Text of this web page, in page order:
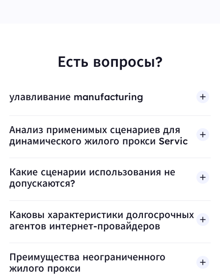
Есть вопросы?
улавливание manufacturing
Анализ применимых сценариев для
динамического жилого прокси Servic
Какие сценарии использования не
допускаются?
BestProxy не поддерживает мошенничество,
Каковы характеристики долгосрочных
агентов интернет-провайдеров
Преимущества неограниченного
жилого прокси